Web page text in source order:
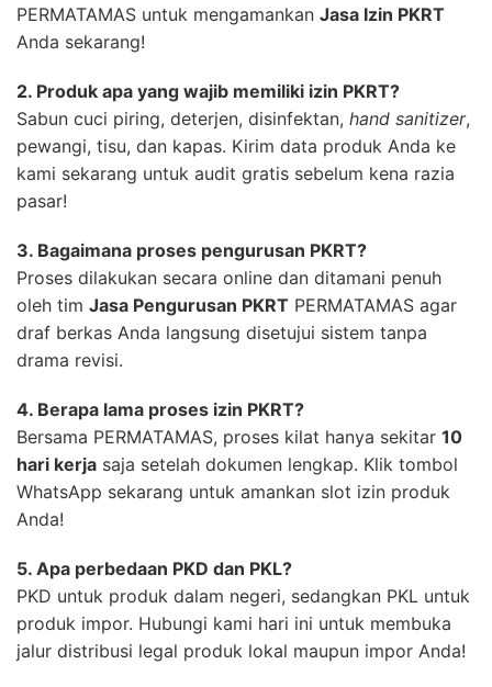
PERMATAMAS untuk mengamankan Jasa Izin PKRT
Anda sekarang!
2. Produk apa yang wajib memiliki izin PKRT?
Sabun cuci piring, deterjen, disinfektan, hand sanitizer,
pewangi, tisu, dan kapas. Kirim data produk Anda ke
kami sekarang untuk audit gratis sebelum kena razia
pasar!
3. Bagaimana proses pengurusan PKRT?
Proses dilakukan secara online dan ditamani penuh
oleh tim Jasa Pengurusan PKRT PERMATAMAS agar
draf berkas Anda langsung disetujui sistem tanpa
drama revisi.
4. Berapa lama proses izin PKRT?
Bersama PERMATAMAS, proses kilat hanya sekitar 10
hari kerja saja setelah dokumen lengkap. Klik tombol
WhatsApp sekarang untuk amankan slot izin produk
Anda!
5. Apa perbedaan PKD dan PKL?
PKD untuk produk dalam negeri, sedangkan PKL untuk
produk impor. Hubungi kami hari ini untuk membuka
jalur distribusi legal produk lokal maupun impor Anda!